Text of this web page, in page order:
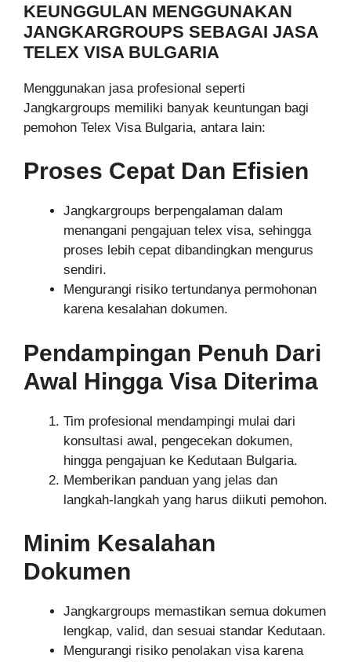
KEUNGGULAN MENGGUNAKAN
JANGKARGROUPS SEBAGAI JASA
TELEX VISA BULGARIA
Menggunakan jasa profesional seperti
Jangkargroups memiliki banyak keuntungan bagi
pemohon Telex Visa Bulgaria, antara lain:
Proses Cepat Dan Efisien
Jangkargroups berpengalaman dalam
menangani pengajuan telex visa, sehingga
proses lebih cepat dibandingkan mengurus
sendiri.
Mengurangi risiko tertundanya permohonan
karena kesalahan dokumen.
Pendampingan Penuh Dari
Awal Hingga Visa Diterima
Tim profesional mendampingi mulai dari
konsultasi awal, pengecekan dokumen,
hingga pengajuan ke Kedutaan Bulgaria.
Memberikan panduan yang jelas dan
langkah-langkah yang harus diikuti pemohon.
Minim Kesalahan
Dokumen
Jangkargroups memastikan semua dokumen
lengkap, valid, dan sesuai standar Kedutaan.
Mengurangi risiko penolakan visa karena